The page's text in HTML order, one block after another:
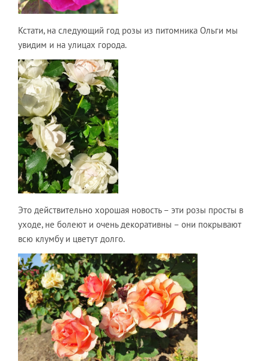
Кстати, на следующий год розы из питомника Ольги мы
увидим и на улицах города.
Это действительно хорошая новость – эти розы просты в
уходе, не болеют и очень декоративны – они покрывают
всю клумбу и цветут долго.